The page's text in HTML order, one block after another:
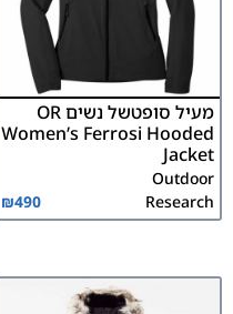
מעיל סופטשל נשים OR
Women’s Ferrosi Hooded
Jacket
Outdoor
Research
₪490